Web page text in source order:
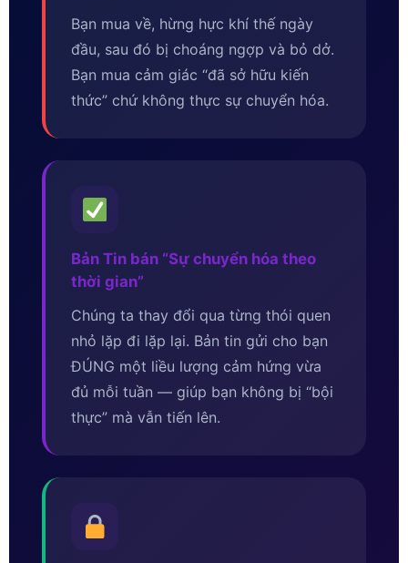
Bạn mua về, hừng hực khí thế ngày
đầu, sau đó bị choáng ngợp và bỏ dở.
Bạn mua cảm giác “đã sở hữu kiến
thức” chứ không thực sự chuyển hóa.
Bản Tin bán “Sự chuyển hóa theo
thời gian”
Chúng ta thay đổi qua từng thói quen
nhỏ lặp đi lặp lại. Bản tin gửi cho bạn
ĐÚNG một liều lượng cảm hứng vừa
đủ mỗi tuần — giúp bạn không bị “bội
thực” mà vẫn tiến lên.